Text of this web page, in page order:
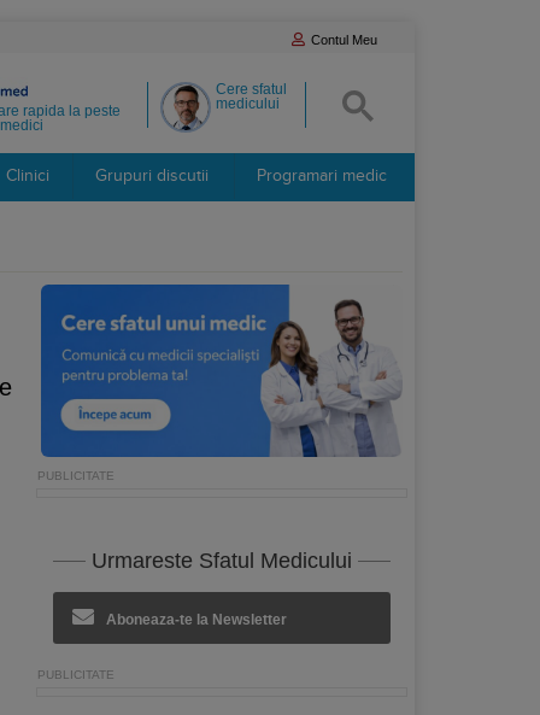
Contul Meu
Cere sfatul
medicului
rapida la peste
Clinici Grupuri discutii Programari medic
Urmareste Sfatul Medicului
Aboneaza-te la Newsletter